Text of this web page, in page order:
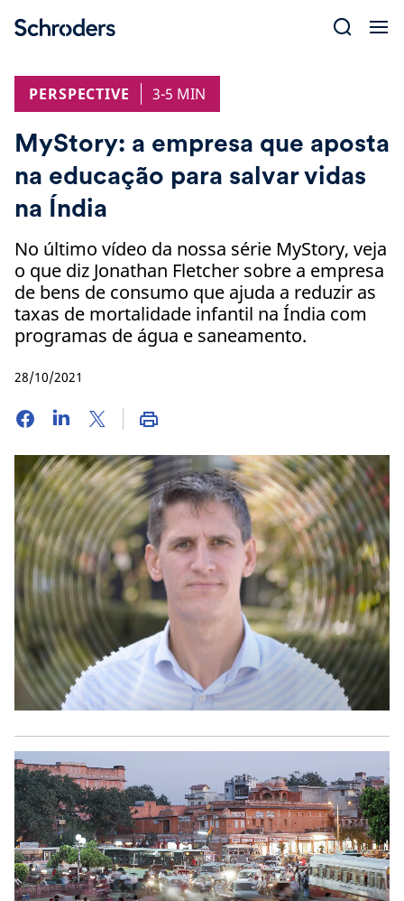
PERSPECTIVE
3-5 MIN
MyStory: a empresa que aposta
na educação para salvar vidas
na Índia
No último vídeo da nossa série MyStory, veja
o que diz Jonathan Fletcher sobre a empresa
de bens de consumo que ajuda a reduzir as
taxas de mortalidade infantil na Índia com
programas de água e saneamento.
28/10/2021